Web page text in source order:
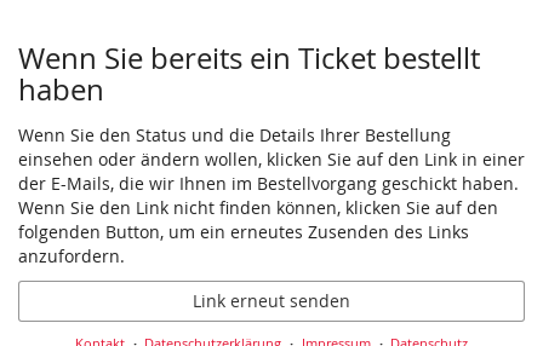
Wenn Sie bereits ein Ticket bestellt
haben
Wenn Sie den Status und die Details Ihrer Bestellung
einsehen oder ändern wollen, klicken Sie auf den Link in einer
der E-Mails, die wir Ihnen im Bestellvorgang geschickt haben.
Wenn Sie den Link nicht finden können, klicken Sie auf den
folgenden Button, um ein erneutes Zusenden des Links
anzufordern.
Link erneut senden